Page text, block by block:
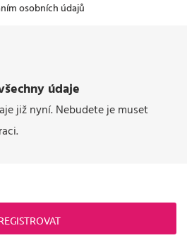
osobních údajů
údaje
již nyní. Nebudete je muset